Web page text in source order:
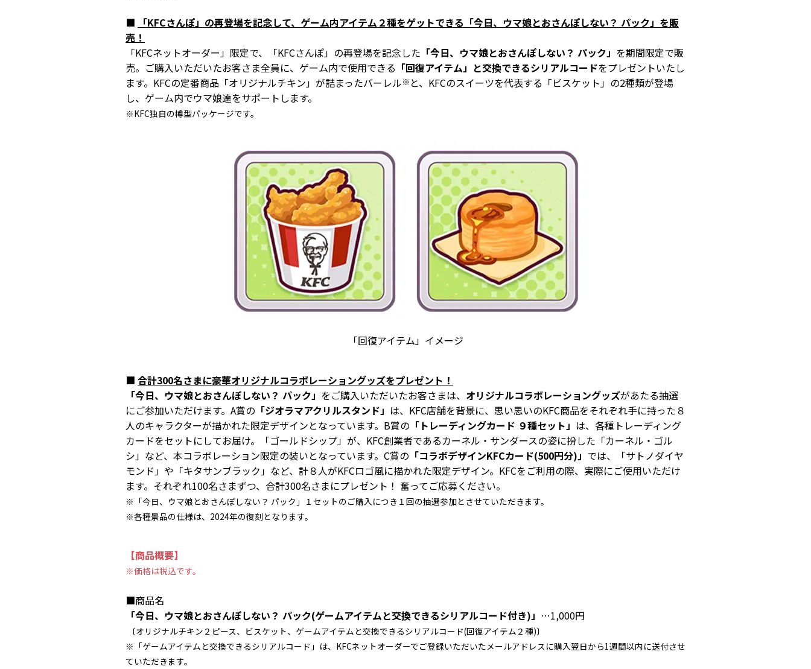
■
「KFCさんぽ」の再登場を記念して、ゲーム内アイテム２種をゲットできる「今日、ウマ娘とおさんぽしない？ パック」を販
売！
「KFCネットオーダー」限定で、「KFCさんぽ」の再登場を記念した 「今日、ウマ娘とおさんぽしない？ パック」 を期間限定で販
売。ご購入いただいたお客さま全員に、ゲーム内で使用できる 「回復アイテム」と交換できるシリアルコードをプレゼントいたし
ます。KFCの定番商品「オリジナルチキン」が詰まったバーレル※ と、KFCのスイーツを代表する「ビスケット」の2種類が登場
し、ゲーム内でウマ娘達をサポートします。
※KFC独自の樽型パッケージです。
「回復アイテム」イメージ
■ 合計300名さまに豪華オリジナルコラボレーショングッズをプレゼント！
「今日、ウマ娘とおさんぽしない？ パック」 をご購入いただいたお客さまは、 オリジナルコラボレーショングッズがあたる抽選
にご参加いただけます。A賞の 「ジオラマアクリルスタンド」 は、KFC店舗を背景に、思い思いのKFC商品をそれぞれ手に持った８
人のキャラクターが描かれた限定デザインとなっています。B賞の 「トレーディングカード ９種セット」 は、各種トレーディング
カードをセットにしてお届け。「ゴールドシップ」が、KFC創業者であるカーネル・サンダースの姿に扮した「カーネル・ゴル
シ」など、本コラボレーション限定の装いとなっています。C賞の 「コラボデザインKFCカード(500円分)」 では、「サトノダイヤ
モンド」や「キタサンブラック」など、計８人がKFCロゴ風に描かれた限定デザイン。KFCをご利用の際、実際にご使用いただけ
ます。それぞれ100名さまずつ、合計300名さまにプレゼント！ 奮ってご応募ください。
※「今日、ウマ娘とおさんぽしない？ パック」１セットのご購入につき１回の抽選参加とさせていただきます。
※各種景品の仕様は、2024年の復刻となります。
【商品概要】
※価格は税込です。
■商品名
「今日、ウマ娘とおさんぽしない？ パック(ゲームアイテムと交換できるシリアルコード付き)」 …1,000円
〔オリジナルチキン２ピース、ビスケット、ゲームアイテムと交換できるシリアルコード(回復アイテム２種)〕
※「ゲームアイテムと交換できるシリアルコード」は、KFCネットオーダーでご登録いただいたメールアドレスに購入翌日から1週間以内に送付させ
ていただきます。